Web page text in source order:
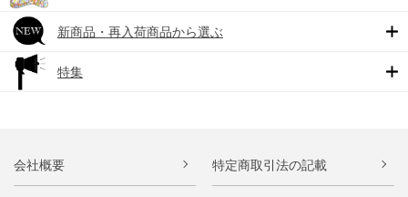
新商品・再入荷商品から選ぶ
特集
会社概要 特定商取引法の記載